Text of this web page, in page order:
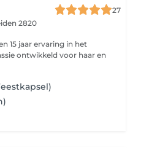
27
2820
ontwikkeld voor haar en